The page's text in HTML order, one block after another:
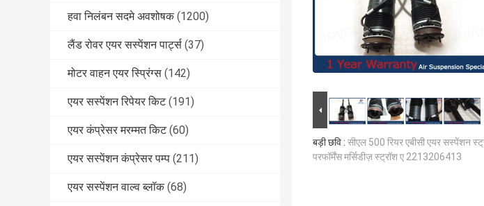
हवा निलंबन सदमे अवशोषक (1200)
लैंड रोवर एयर सस्पेंशन पार्ट्स (37)
मोटर वाहन एयर स्प्रिंग्स (142)
एयर सस्पेंशन रिपेयर किट (191)
एयर कंप्रेसर मरम्मत किट (60)
एयर सस्पेंशन कंप्रेसर पम्प (211)
एयर सस्पेंशन वाल्व ब्लॉक (68)
बड़ी छवि : सीएल 500 रियर एबीसी एयर सस्पेंशन
परफॉर्मेंस मर्सिडीज़ स्ट्रॉश ए 2213206413